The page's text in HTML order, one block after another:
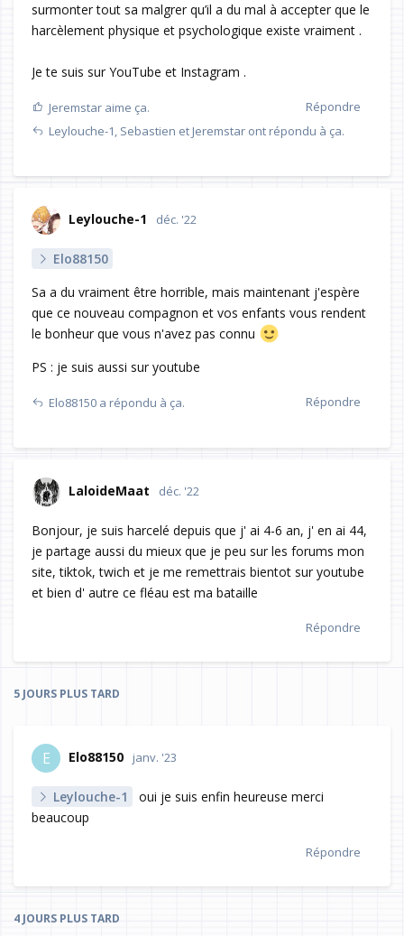
surmonter tout sa malgrer qu’il a du mal à accepter que le
harcèlement physique et psychologique existe vraiment .
Je te suis sur YouTube et Instagram .
Répondre
Jeremstar aime ça.
Leylouche-1, Sebastien et Jeremstar ont répondu à ça.
Leylouche-1 déc. '22
Elo88150
Sa a du vraiment être horrible, mais maintenant j'espère
que ce nouveau compagnon et vos enfants vous rendent
le bonheur que vous n'avez pas connu
PS : je suis aussi sur youtube
Répondre
Elo88150 a répondu à ça.
LaloideMaat déc. '22
Bonjour, je suis harcelé depuis que j' ai 4-6 an, j' en ai 44,
je partage aussi du mieux que je peu sur les forums mon
site, tiktok, twich et je me remettrais bientot sur youtube
et bien d' autre ce fléau est ma bataille
Répondre
5 JOURS PLUS TARD
E Elo88150 janv. '23
Leylouche-1
oui je suis enfin heureuse merci
beaucoup
Répondre
4 JOURS PLUS TARD